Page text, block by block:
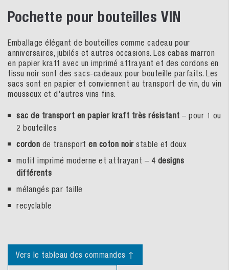
Pochette pour bouteilles VIN
Emballage élégant de bouteilles comme cadeau pour
anniversaires, jubilés et autres occasions. Les cabas marron
en papier kraft avec un imprimé attrayant et des cordons en
tissu noir sont des sacs-cadeaux pour bouteille parfaits. Les
sacs sont en papier et conviennent au transport de vin, du vin
mousseux et d'autres vins fins.
sac de transport en papier kraft très résistant – pour 1 ou
2 bouteilles
cordon de transport en coton noirstable et doux
motif imprimé moderne et attrayant – 4 designs
différents
mélangés par taille
recyclable
Vers le tableau des commandes ↑